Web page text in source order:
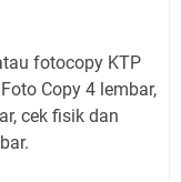
fotocopy KTP
Copy 4 lembar,
cek fisik dan